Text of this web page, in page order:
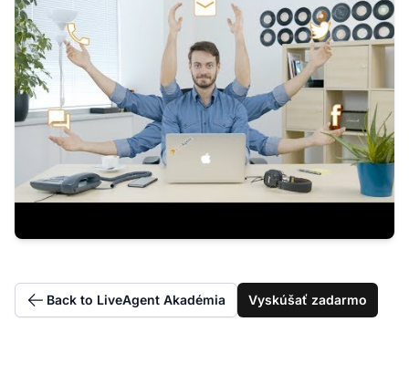
Back to LiveAgent Akadémia Vyskúšať zadarmo